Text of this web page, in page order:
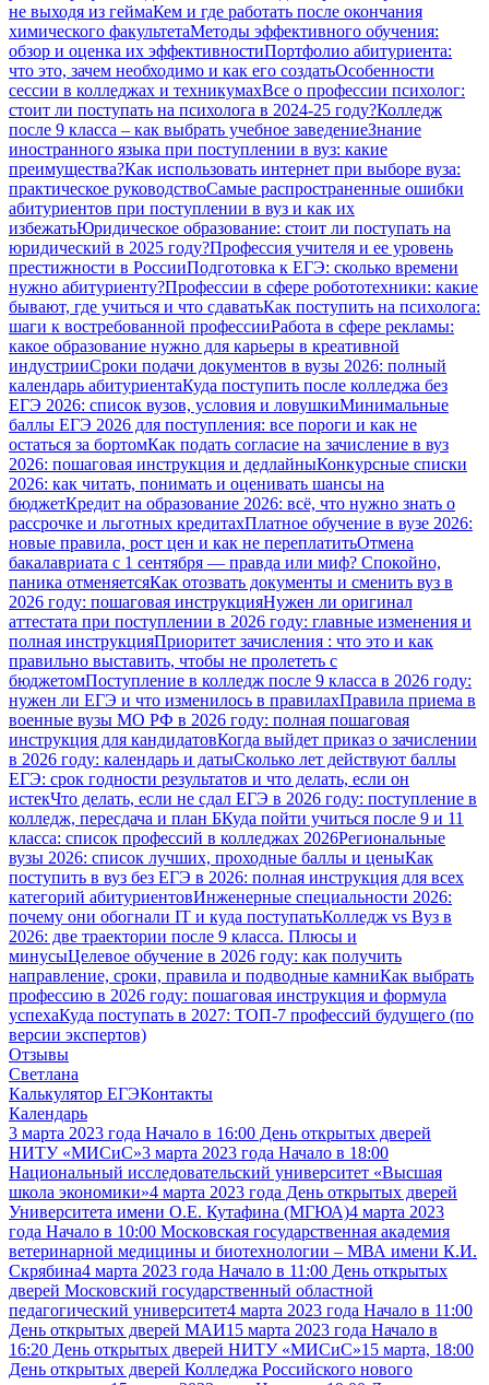
не выходя из геймаКем и где работать после окончания
химического факультетаМетоды эффективного обучения:
обзор и оценка их эффективностиПортфолио абитуриента:
что это, зачем необходимо и как его создатьОсобенности
сессии в колледжах и техникумахВсе о профессии психолог:
стоит ли поступать на психолога в 2024-25 году?Колледж
после 9 класса – как выбрать учебное заведениеЗнание
иностранного языка при поступлении в вуз: какие
преимущества?Как использовать интернет при выборе вуза:
практическое руководствоСамые распространенные ошибки
абитуриентов при поступлении в вуз и как их
избежатьЮридическое образование: стоит ли поступать на
юридический в 2025 году?Профессия учителя и ее уровень
престижности в РоссииПодготовка к ЕГЭ: сколько времени
нужно абитуриенту?Профессии в сфере робототехники: какие
бывают, где учиться и что сдаватьКак поступить на психолога:
шаги к востребованной профессииРабота в сфере рекламы:
какое образование нужно для карьеры в креативной
индустрииСроки подачи документов в вузы 2026: полный
календарь абитуриентаКуда поступить после колледжа без
ЕГЭ 2026: список вузов, условия и ловушкиМинимальные
баллы ЕГЭ 2026 для поступления: все пороги и как не
остаться за бортомКак подать согласие на зачисление в вуз
2026: пошаговая инструкция и дедлайныКонкурсные списки
2026: как читать, понимать и оценивать шансы на
бюджетКредит на образование 2026: всё, что нужно знать о
рассрочке и льготных кредитахПлатное обучение в вузе 2026:
новые правила, рост цен и как не переплатитьОтмена
бакалавриата с 1 сентября — правда или миф? Спокойно,
паника отменяетсяКак отозвать документы и сменить вуз в
2026 году: пошаговая инструкцияНужен ли оригинал
аттестата при поступлении в 2026 году: главные изменения и
полная инструкцияПриоритет зачисления : что это и как
правильно выставить, чтобы не пролететь с
бюджетомПоступление в колледж после 9 класса в 2026 году:
нужен ли ЕГЭ и что изменилось в правилахПравила приема в
военные вузы МО РФ в 2026 году: полная пошаговая
инструкция для кандидатовКогда выйдет приказ о зачислении
в 2026 году: календарь и датыСколько лет действуют баллы
ЕГЭ: срок годности результатов и что делать, если он
истекЧто делать, если не сдал ЕГЭ в 2026 году: поступление в
колледж, пересдача и план БКуда пойти учиться после 9 и 11
класса: список профессий в колледжах 2026Региональные
вузы 2026: список лучших, проходные баллы и ценыКак
поступить в вуз без ЕГЭ в 2026: полная инструкция для всех
категорий абитуриентовИнженерные специальности 2026:
почему они обогнали IT и куда поступатьКолледж vs Вуз в
2026: две траектории после 9 класса. Плюсы и
минусыЦелевое обучение в 2026 году: как получить
направление, сроки, правила и подводные камниКак выбрать
профессию в 2026 году: пошаговая инструкция и формула
успехаКуда поступать в 2027: ТОП-7 профессий будущего (по
версии экспертов)
Отзывы
Светлана
Калькулятор ЕГЭКонтакты
Календарь
3 марта 2023 года Начало в 16:00 День открытых дверей
НИТУ «МИСиС»3 марта 2023 года Начало в 18:00
Национальный исследовательский университет «Высшая
школа экономики»4 марта 2023 года День открытых дверей
Университета имени О.Е. Кутафина (МГЮА)4 марта 2023
года Начало в 10:00 Московская государственная академия
ветеринарной медицины и биотехнологии – МВА имени К.И.
Скрябина4 марта 2023 года Начало в 11:00 День открытых
дверей Московский государственный областной
педагогический университет4 марта 2023 года Начало в 11:00
День открытых дверей МАИ15 марта 2023 года Начало в
16:20 День открытых дверей НИТУ «МИСиС»15 марта, 18:00
День открытых дверей Колледжа Российского нового